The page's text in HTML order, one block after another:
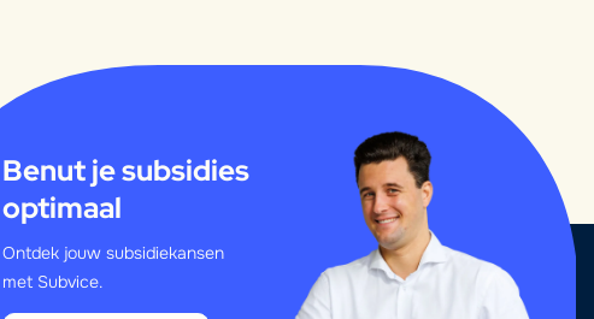
Benut je subsidies
optimaal
Ontdek jouw subsidiekansen
met Subvice.